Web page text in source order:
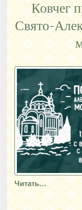
Ковчег
Свято-
Читать…